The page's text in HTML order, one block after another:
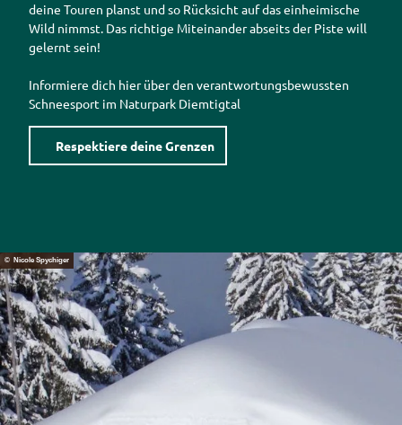
deine Touren planst und so Rücksicht auf das einheimische
Wild nimmst. Das richtige Miteinander abseits der Piste will
gelernt sein!
Informiere dich hier über den verantwortungsbewussten
Schneesport im Naturpark Diemtigtal
Respektiere deine Grenzen
© Nicole Spychiger